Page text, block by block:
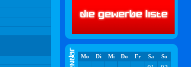
Mo Di Mi Do Fr Sa So